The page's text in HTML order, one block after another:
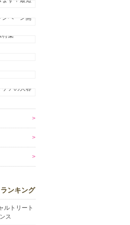
ンキング
ルトリート
ス